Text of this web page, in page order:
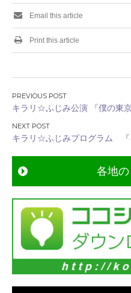
Email this article
Print this article
投
稿
ナ
ビ
ゲ
ー
シ
ョ
ン
キラリ☆ふじみ公演 『僕の東京
キラリ☆ふじみプログラム 『
各地